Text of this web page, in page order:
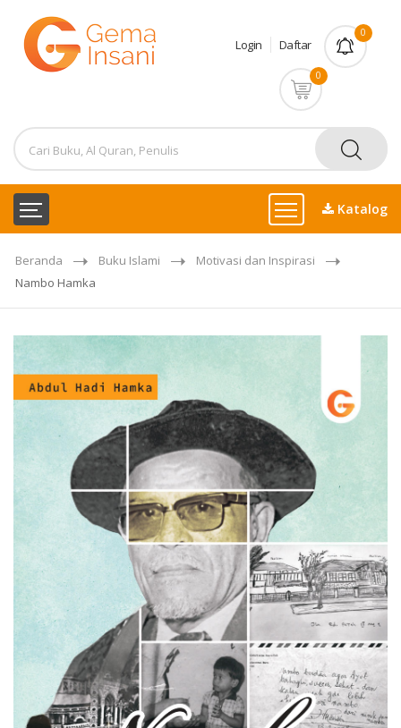
Login Daftar
0
0
Katalog
Beranda Buku Islami
Motivasi dan Inspirasi
Nambo Hamka